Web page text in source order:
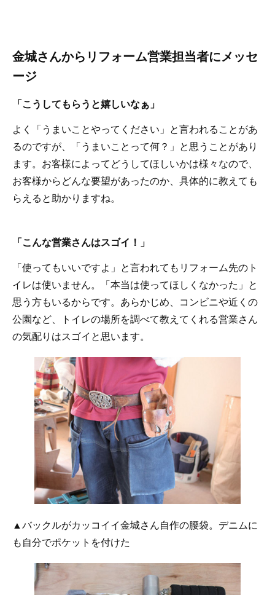
金城さんからリフォーム営業担当者にメッセ
ージ
「こうしてもらうと嬉しいなぁ」
よく「うまいことやってください」と言われることがあ
るのですが、「うまいことって何？」と思うことがあり
ます。お客様によってどうしてほしいかは様々なので、
お客様からどんな要望があったのか、具体的に教えても
らえると助かりますね。
「こんな営業さんはスゴイ！」
「使ってもいいですよ」と言われてもリフォーム先のト
イレは使いません。「本当は使ってほしくなかった」と
思う方もいるからです。あらかじめ、コンビニや近くの
公園など、トイレの場所を調べて教えてくれる営業さん
の気配りはスゴイと思います。
▲バックルがカッコイイ金城さん自作の腰袋。デニムに
も自分でポケットを付けた